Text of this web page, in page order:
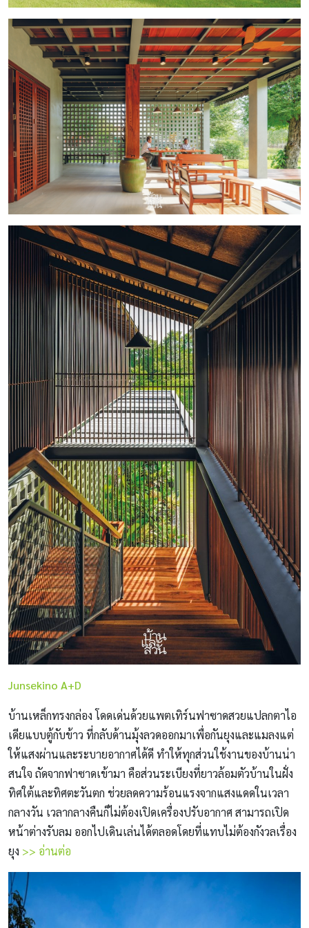
Junsekino A+D
บ้านเหล็กทรงกล่อง โดดเด่นด้วยแพตเทิร์นฟาซาดสวยแปลกตาไอ
เดียแบบตู้กับข้าว ที่กลับด้านมุ้งลวดออกมาเพื่อกันยุงและแมลงแต่
ให้แสงผ่านและระบายอากาศได้ดี ทำให้ทุกส่วนใช้งานของบ้านน่า
สนใจ ถัดจากฟาซาดเข้ามา คือส่วนระเบียงที่ยาวล้อมตัวบ้านในฝั่ง
ทิศใต้และทิศตะวันตก ช่วยลดความร้อนแรงจากแสงแดดในเวลา
กลางวัน เวลากลางคืนก็ไม่ต้องเปิดเครื่องปรับอากาศ สามารถเปิด
หน้าต่างรับลม ออกไปเดินเล่นได้ตลอดโดยที่แทบไม่ต้องกังวลเรื่อง
ยุง >> อ่านต่อ